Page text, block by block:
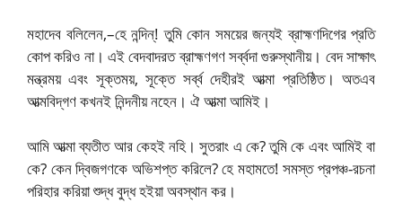
মহাদেব বলিলেন,–হে নন্দিন্‌! তুমি কোন সময়ের জন্যই ব্রাহ্মণদিগের প্রতি
কোপ করিও না। এই বেদবাদরত ব্রাহ্মণগণ সর্ব্বদা গুরুস্থানীয়। বেদ সাক্ষাৎ
মন্ত্রময় এবং সূক্তময়, সূক্তে সর্ব্ব দেহীরই আত্মা প্রতিষ্ঠিত। অতএব
আত্মবিদ্‌গণ কখনই নিন্দনীয় নহেন। ঐ আত্মা আমিই।
আমি আত্মা ব্যতীত আর কেহই নহি। সুতরাং এ কে? তুমি কে এবং আমিই বা
কে? কেন দ্বিজগণকে অভিশপ্ত করিলে? হে মহামতে! সমস্ত প্রপঞ্চ-রচনা
পরিহার করিয়া শুদ্ধ বুদ্ধ হইয়া অবস্থান কর।